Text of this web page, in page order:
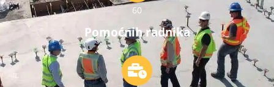
60
Pomoćnih radnika